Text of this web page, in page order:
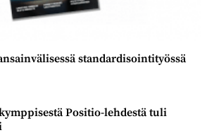
standardisointityössä
Positio-lehdestä tuli